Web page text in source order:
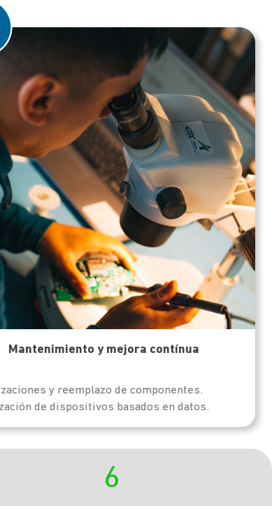
Mantenimiento y mejora contínua
y reemplazo de componentes.
de dispositivos basados en datos.
6